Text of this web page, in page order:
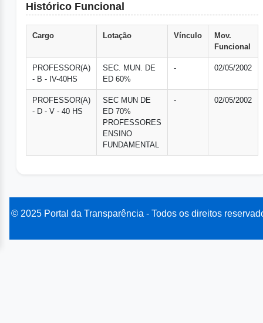
Histórico Funcional
Cargo Lotação Vínculo
Mov.
Funcional
PROFESSOR(A)
- B - IV-40HS
SEC. MUN. DE
ED 60%
- 02/05/2002
PROFESSOR(A)
- D - V - 40 HS
SEC MUN DE
ED 70%
PROFESSORES
ENSINO
FUNDAMENTAL
- 02/05/2002
© 2025 Portal da Transparência - Todos os direitos